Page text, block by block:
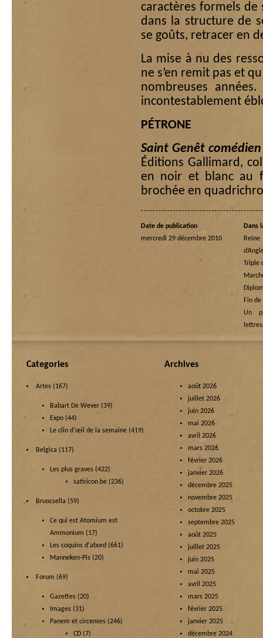
caractères formels de
dans la structure de
se goûts, retracer en
La mise à nu des
ne s’en remit pas et
nombreuses
incontestablement
PÉTRONE
Saint Genêt
Éditions Gallimard,
en noir et blanc au
brochée en
Date de publication
mercredi 29 décembre 2010
Dans
Triple
Fin
Un
Categories
Artes (167)
Babart De Wever (39)
Expo (44)
Le clin d'œil de la semaine (419)
Belgica (117)
Les plus graves (422)
satiricon.be (236)
Bruocsella (59)
Ce qui est Atomium est
Ammonium (17)
Les coquins d'abord (661)
Manneken-Pis (20)
Forum (69)
Gazettes (20)
Images (31)
Panem et circenses (246)
CD (7)
Archives
août 2026
juillet 2026
juin 2026
mai 2026
avril 2026
mars 2026
février 2026
janvier 2026
décembre 2025
novembre 2025
octobre 2025
septembre 2025
août 2025
juillet 2025
juin 2025
mai 2025
avril 2025
mars 2025
février 2025
janvier 2025
décembre 2024